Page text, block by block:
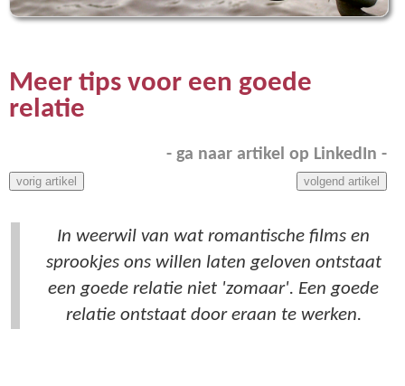
Meer tips voor een goede
relatie
- ga naar artikel op LinkedIn -
volgend artikel
vorig artikel
In weerwil van wat romantische films en
sprookjes ons willen laten geloven ontstaat
een goede relatie niet 'zomaar'. Een goede
relatie ontstaat door eraan te werken.